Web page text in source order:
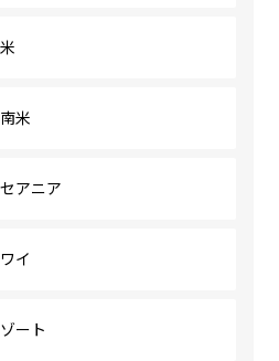
米
アニア
イ
ート